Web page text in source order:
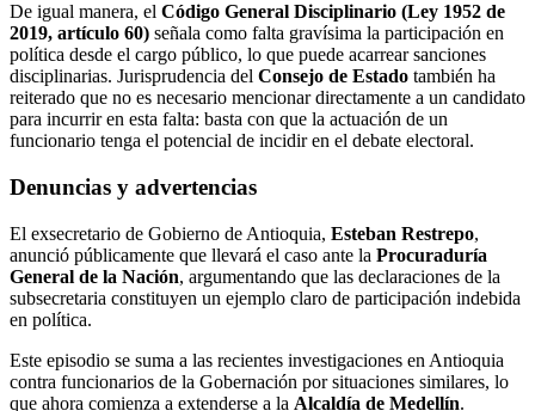
De igual manera, el Código General Disciplinario (Ley 1952 de
2019, artículo 60) señala como falta gravísima la participación en
política desde el cargo público, lo que puede acarrear sanciones
disciplinarias. Jurisprudencia del Consejo de Estado también ha
reiterado que no es necesario mencionar directamente a un candidato
para incurrir en esta falta: basta con que la actuación de un
funcionario tenga el potencial de incidir en el debate electoral.
Denuncias y advertencias
El exsecretario de Gobierno de Antioquia, Esteban Restrepo,
anunció públicamente que llevará el caso ante la Procuraduría
General de la Nación, argumentando que las declaraciones de la
subsecretaria constituyen un ejemplo claro de participación indebida
en política.
Este episodio se suma a las recientes investigaciones en Antioquia
contra funcionarios de la Gobernación por situaciones similares, lo
que ahora comienza a extenderse a la Alcaldía de Medellín.